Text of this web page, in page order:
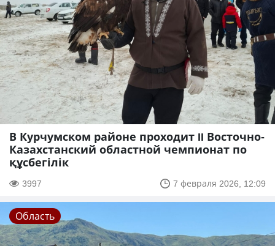
В Курчумском районе проходит II Восточно-
Казахстанский областной чемпионат по
құсбегілік
3997 7 февраля 2026, 12:09
Область